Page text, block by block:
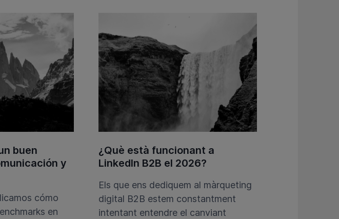
buen
y
cómo
en
¿Què està funcionant a
LinkedIn B2B el 2026?
Els que ens dediquem al màrqueting
digital B2B estem constantment
intentant entendre el canviant